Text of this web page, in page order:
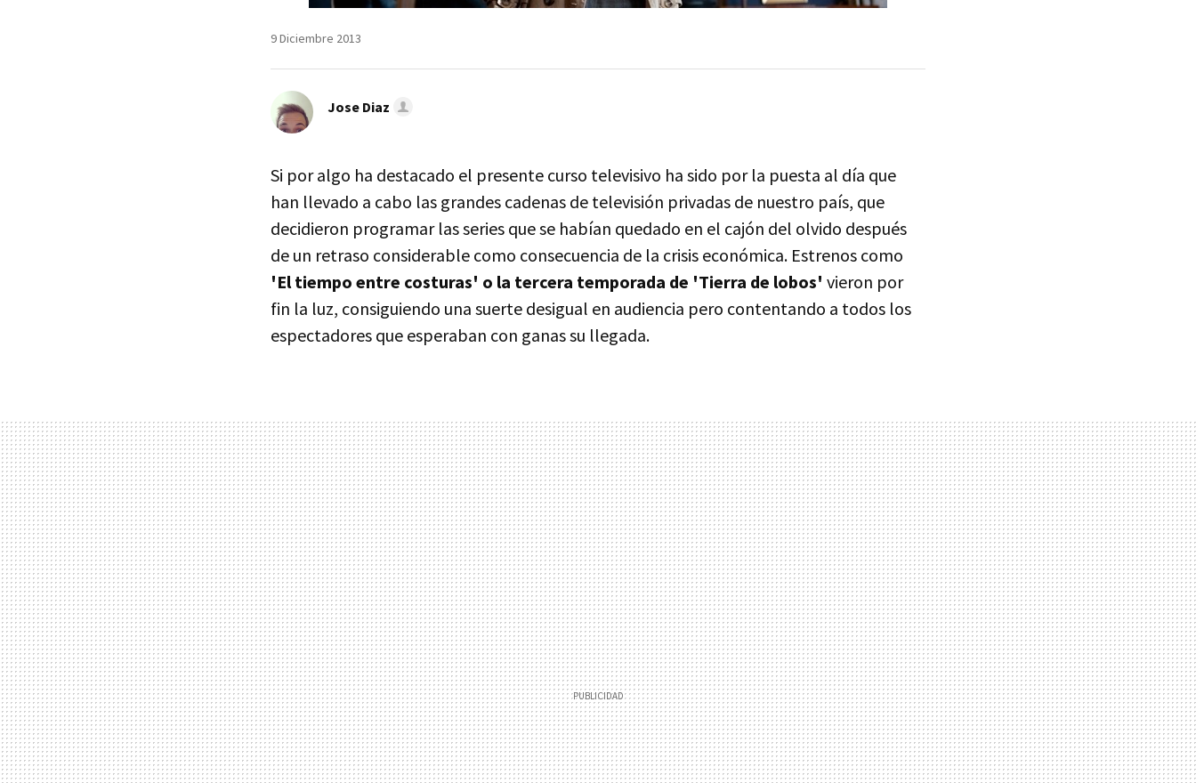
9 Diciembre 2013
Jose Diaz
Si por algo ha destacado el presente curso televisivo ha sido por la puesta al día que
han llevado a cabo las grandes cadenas de televisión privadas de nuestro país, que
decidieron programar las series que se habían quedado en el cajón del olvido después
de un retraso considerable como consecuencia de la crisis económica. Estrenos como
'El tiempo entre costuras' o la tercera temporada de 'Tierra de lobos' vieron por
fin la luz, consiguiendo una suerte desigual en audiencia pero contentando a todos los
espectadores que esperaban con ganas su llegada.